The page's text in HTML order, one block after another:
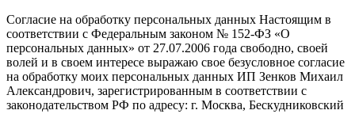
Согласие на обработку персональных данных Настоящим в
соответствии с Федеральным законом № 152-ФЗ «О
персональных данных» от 27.07.2006 года свободно, своей
волей и в своем интересе выражаю свое безусловное согласие
на обработку моих персональных данных ИП Зенков Михаил
Александрович, зарегистрированным в соответствии с
законодательством РФ по адресу: г. Москва, Бескудниковский